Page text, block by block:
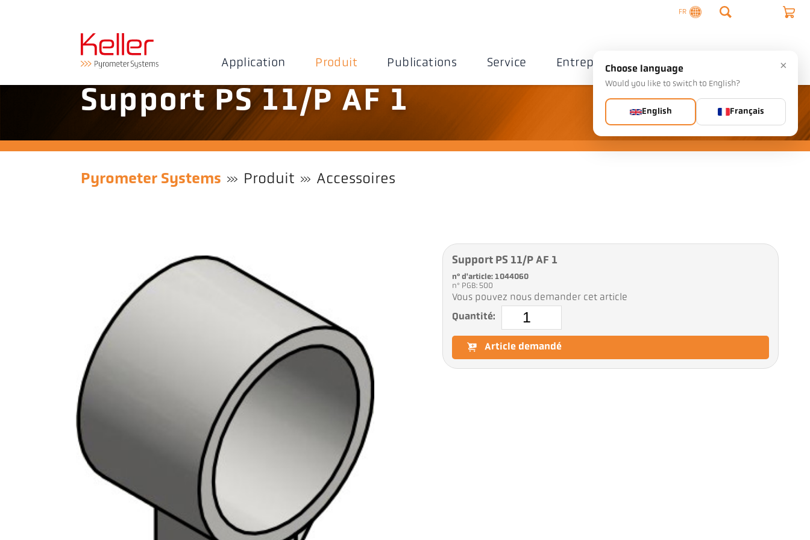
FR
Application Produit Publications Service Entreprise Contact
Support PS 11/P AF 1
Pyrometer Systems Produit Accessoires
Support PS 11/P AF 1
n° d'article: 1044060
n° PGB: 500
Vous pouvez nous demander cet article
Quantité:
Article demandé
×
Choose language
Would you like to switch to English?
English Français